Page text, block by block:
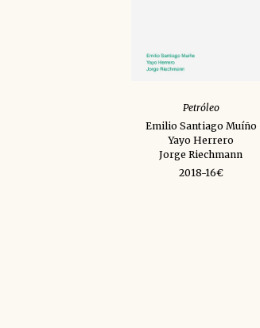
Petróleo
Emilio Santiago Muíño
Yayo Herrero
Jorge Riechmann
2018-16€